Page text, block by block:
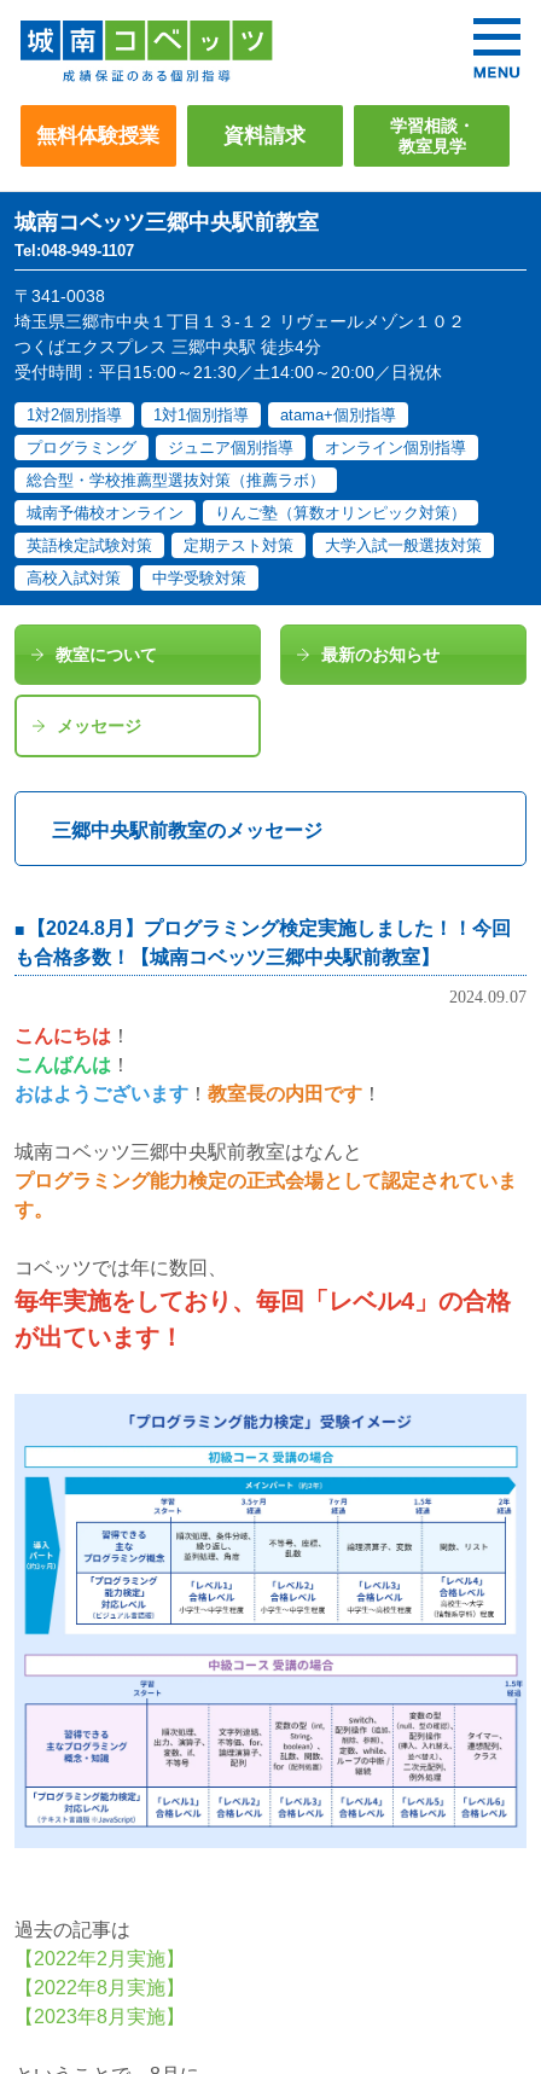
無料体験授業 資料請求
学習相談・
教室見学
城南コベッツ三郷中央駅前教室
Tel:048-949-1107
〒341-0038
埼玉県三郷市中央１丁目１３-１２ リヴェールメゾン１０２
つくばエクスプレス 三郷中央駅 徒歩4分
受付時間：平日15:00～21:30／土14:00～20:00／日祝休
1対2個別指導 1対1個別指導
atama+個別指導
プログラミング
ジュニア個別指導
オンライン個別指導
総合型・学校推薦型選抜対策（推薦ラボ）
城南予備校オンライン
りんご塾（算数オリンピック対策）
英語検定試験対策
定期テスト対策
大学入試一般選抜対策
高校入試対策
中学受験対策
教室について 最新のお知らせ
メッセージ
三郷中央駅前教室のメッセージ
【2024.8月】プログラミング検定実施しました！！今回
も合格多数！【城南コベッツ三郷中央駅前教室】
2024.09.07
こんにちは ！
こんばんは ！
おはようございます ！ 教室長の内田です ！
城南コベッツ三郷中央駅前教室はなんと
プログラミング能力検定の正式会場として認定されていま
す。
コベッツでは年に数回、
毎年実施をしており、毎回「レベル4」の合格
が出ています！
過去の記事は
【2022年2月実施】
【2022年8月実施】
【2023年8月実施】